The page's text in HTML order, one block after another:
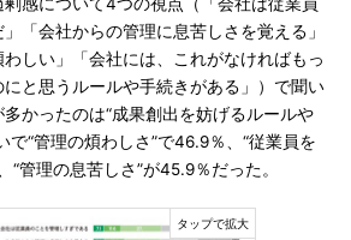
「会社からの管理に息苦しさを覚える」
わしい」「会社には、これがなければもっ
と思うルールや手続きがある」）で聞い
かったのは“成果創出を妨げるルールや
で“管理の煩わしさ”で46.9％、“従業員を
“管理の息苦しさ”が45.9％だった。